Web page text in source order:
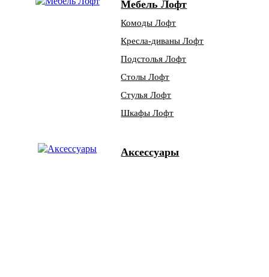
Мебель Лофт
Комоды Лофт
Кресла-диваны Лофт
Подстолья Лофт
Столы Лофт
Стулья Лофт
Шкафы Лофт
Аксессуары